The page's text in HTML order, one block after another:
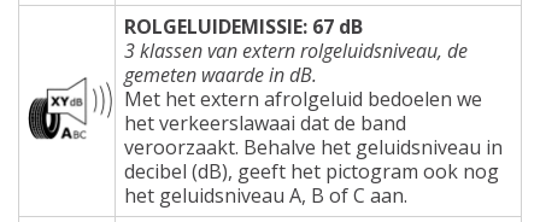
ROLGELUIDEMISSIE: 67 dB
3 klassen van extern rolgeluidsniveau, de
gemeten waarde in dB.
Met het extern afrolgeluid bedoelen we
het verkeerslawaai dat de band
veroorzaakt. Behalve het geluidsniveau in
decibel (dB), geeft het pictogram ook nog
het geluidsniveau A, B of C aan.